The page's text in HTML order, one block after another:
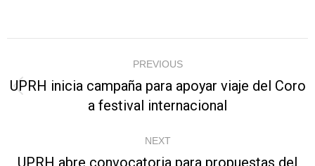
navigation
PREVIOUS
Previous
post:
UPRH inicia campaña para apoyar viaje del Coro
a festival internacional
NEXT
UPRH abre convocatoria para propuestas del